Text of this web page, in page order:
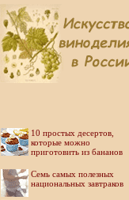
10 простых десертов,
которые можно
приготовить из бананов
Семь самых полезных
национальных завтраков